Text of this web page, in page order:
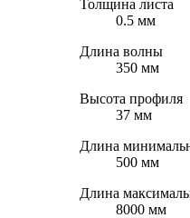
Толщина листа
0.5 мм
Длина волны
350 мм
Высота профиля
37 мм
Длина
500 мм
Длина
8000 мм